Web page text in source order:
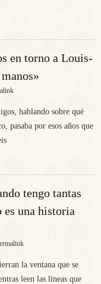
en torno a Louis-
hablando sobre qué
pasaba por esos años que
tengo tantas
es una historia
la ventana que se
leen las líneas que